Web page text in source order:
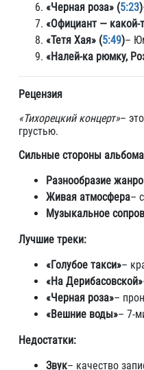
«Черная роза» (5:23)
«Официант — какой-
«Тетя Хая» (5:49)–
«Налей-ка рюмку,
Рецензия
«Тихорецкий концерт»– это
грустью.
Сильные стороны
Разнообразие
Живая атмосфера–
Музыкальное
Лучшие треки:
«Голубое такси»–
«На Дерибасовской»
«Черная роза»–
«Вешние воды»– 7-
Недостатки:
Звук– качество